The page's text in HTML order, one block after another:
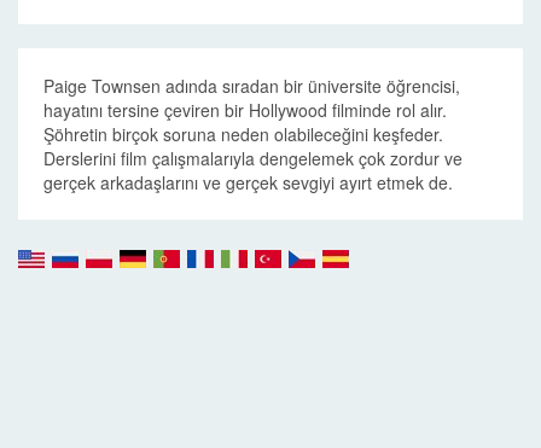
Paige Townsen adında sıradan bir üniversite öğrencisi,
hayatını tersine çeviren bir Hollywood filminde rol alır.
Şöhretin birçok soruna neden olabileceğini keşfeder.
Derslerini film çalışmalarıyla dengelemek çok zordur ve
gerçek arkadaşlarını ve gerçek sevgiyi ayırt etmek de.